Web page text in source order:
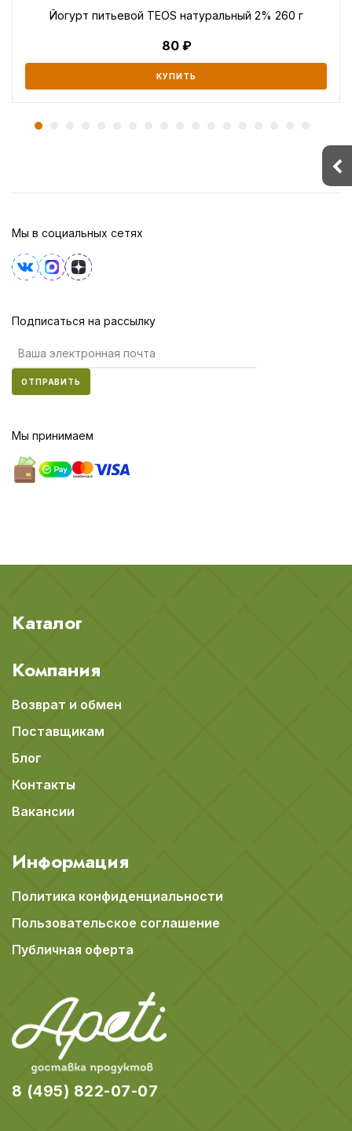
Йогурт питьевой TEOS натуральный 2% 260 г
80
КУПИТЬ
Мы в социальных сетях
Подписаться на рассылку
ОТПРАВИТЬ
Мы принимаем
Каталог
Компания
Возврат и обмен
Поставщикам
Блог
Контакты
Вакансии
Информация
Политика конфиденциальности
Пользовательское соглашение
Публичная оферта
8 (495) 822-07-07